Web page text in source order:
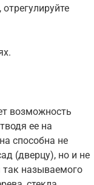
возможность
ее на
способна не
(дверцу), но и не
называемого